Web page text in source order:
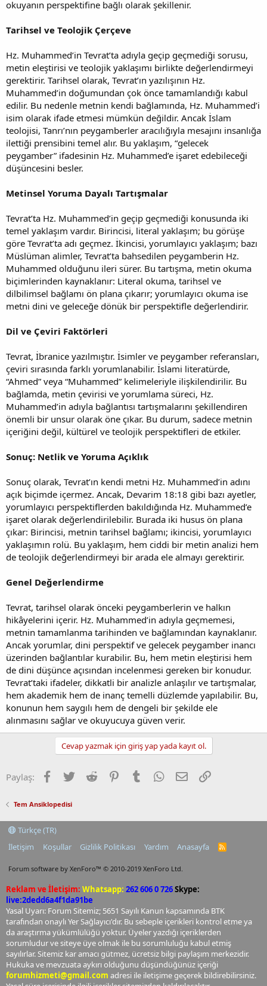
okuyanın perspektifine bağlı olarak şekillenir.
Tarihsel ve Teolojik Çerçeve
Hz. Muhammed’in Tevrat’ta adıyla geçip geçmediği sorusu,
metin eleştirisi ve teolojik yaklaşımı birlikte değerlendirmeyi
gerektirir. Tarihsel olarak, Tevrat’ın yazılışının Hz.
Muhammed’in doğumundan çok önce tamamlandığı kabul
edilir. Bu nedenle metnin kendi bağlamında, Hz. Muhammed’i
isim olarak ifade etmesi mümkün değildir. Ancak İslam
teolojisi, Tanrı’nın peygamberler aracılığıyla mesajını insanlığa
ilettiği prensibini temel alır. Bu yaklaşım, “gelecek
peygamber” ifadesinin Hz. Muhammed’e işaret edebileceği
düşüncesini besler.
Metinsel Yoruma Dayalı Tartışmalar
Tevrat’ta Hz. Muhammed’in geçip geçmediği konusunda iki
temel yaklaşım vardır. Birincisi, literal yaklaşım; bu görüşe
göre Tevrat’ta adı geçmez. İkincisi, yorumlayıcı yaklaşım; bazı
Müslüman alimler, Tevrat’ta bahsedilen peygamberin Hz.
Muhammed olduğunu ileri sürer. Bu tartışma, metin okuma
biçimlerinden kaynaklanır: Literal okuma, tarihsel ve
dilbilimsel bağlamı ön plana çıkarır; yorumlayıcı okuma ise
metni dini ve geleceğe dönük bir perspektifle değerlendirir.
Dil ve Çeviri Faktörleri
Tevrat, İbranice yazılmıştır. İsimler ve peygamber referansları,
çeviri sırasında farklı yorumlanabilir. İslami literatürde,
“Ahmed” veya “Muhammed” kelimeleriyle ilişkilendirilir. Bu
bağlamda, metin çevirisi ve yorumlama süreci, Hz.
Muhammed’in adıyla bağlantısı tartışmalarını şekillendiren
önemli bir unsur olarak öne çıkar. Bu durum, sadece metnin
içeriğini değil, kültürel ve teolojik perspektifleri de etkiler.
Sonuç: Netlik ve Yoruma Açıklık
Sonuç olarak, Tevrat’ın kendi metni Hz. Muhammed’in adını
açık biçimde içermez. Ancak, Devarim 18:18 gibi bazı ayetler,
yorumlayıcı perspektiflerden bakıldığında Hz. Muhammed’e
işaret olarak değerlendirilebilir. Burada iki husus ön plana
çıkar: Birincisi, metnin tarihsel bağlamı; ikincisi, yorumlayıcı
yaklaşımın rolü. Bu yaklaşım, hem ciddi bir metin analizi hem
de teolojik değerlendirmeyi bir arada ele almayı gerektirir.
Genel Değerlendirme
Tevrat, tarihsel olarak önceki peygamberlerin ve halkın
hikâyelerini içerir. Hz. Muhammed’in adıyla geçmemesi,
metnin tamamlanma tarihinden ve bağlamından kaynaklanır.
Ancak yorumlar, dini perspektif ve gelecek peygamber inancı
üzerinden bağlantılar kurabilir. Bu, hem metin eleştirisi hem
de dini düşünce açısından incelenmesi gereken bir konudur.
Tevrat’taki ifadeler, dikkatli bir analizle anlaşılır ve tartışmalar,
hem akademik hem de inanç temelli düzlemde yapılabilir. Bu,
konunun hem saygılı hem de dengeli bir şekilde ele
alınmasını sağlar ve okuyucuya güven verir.
Cevap yazmak için giriş yap yada kayıt ol.
Paylaş: Facebook
TwitterReddit PinterestTumblrWhatsApp
E-postaLink
Tem Ansiklopedisi
Türkçe (TR)
İletişim
Koşullar Gizlilik Politikası Yardım Anasayfa
R
Forum software by XenForo™ © 2010-2019 XenForo Ltd.
Reklam ve İletişim: Whatsapp: 262 606 0 726Skype:
live:2dedd6a4f1da91be
Yasal Uyarı: Forum Sitemiz; 5651 Sayılı Kanun kapsamında BTK
tarafından onaylı Yer Sağlayıcı'dır. Bu sebeple içerikleri kontrol etme ya
da araştırma yükümlülüğü yoktur. Üyeler yazdığı içeriklerden
sorumludur ve siteye üye olmak ile bu sorumluluğu kabul etmiş
sayılırlar. Sitemiz kar amacı gütmez, ücretsiz bilgi paylaşım merkezidir.
Hukuka ve mevzuata aykırı olduğunu düşündüğünüz içeriği
forumhizmeti@gmail.com adresi ile iletişime geçerek bildirebilirsiniz.